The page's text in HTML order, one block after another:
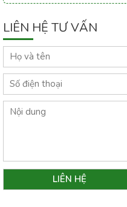
LIÊN HỆ TƯ VẤN